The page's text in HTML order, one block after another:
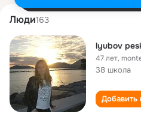
Люди163
lyubov
47 лет,
38 школа
Добавить